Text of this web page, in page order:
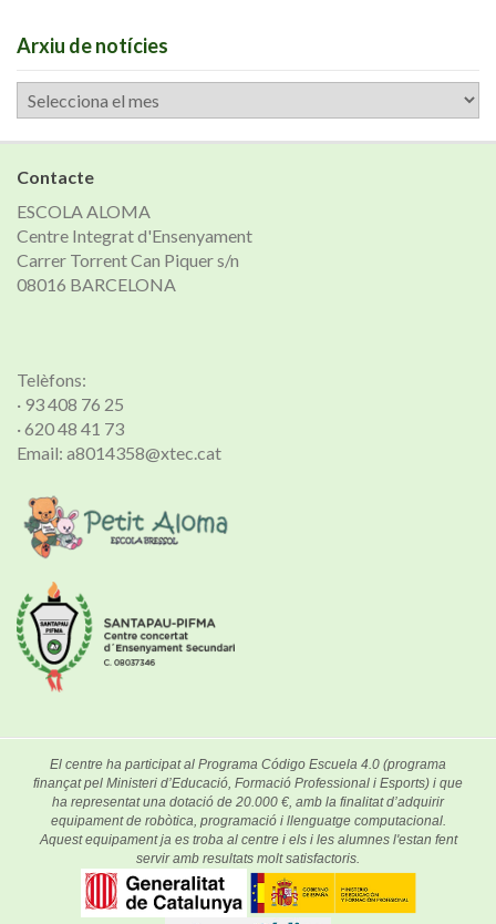
Arxiu de notícies
Arxiu
de
notícies
Contacte
ESCOLA ALOMA
Centre Integrat d'Ensenyament
Carrer Torrent Can Piquer s/n
08016 BARCELONA
Telèfons:
· 93 408 76 25
· 620 48 41 73
Email: a8014358@xtec.cat
El centre ha participat al Programa Código Escuela 4.0 (programa
finançat pel Ministeri d’Educació, Formació Professional i Esports) i que
ha representat una dotació de 20.000 €, amb la finalitat d’adquirir
equipament de robòtica, programació i llenguatge computacional.
Aquest equipament ja es troba al centre i els i les alumnes l'estan fent
servir amb resultats molt satisfactoris.